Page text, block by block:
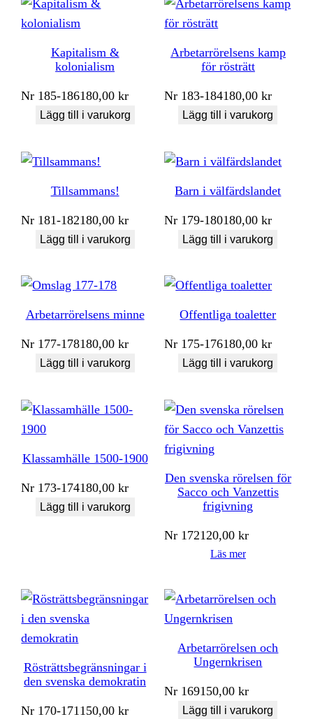
Kapitalism &
kolonialism
Nr 185-186180,00kr
Lägg till i varukorg
Arbetarrörelsens kamp
för rösträtt
Nr 183-184180,00kr
Lägg till i varukorg
Tillsammans!
Nr 181-182180,00kr
Lägg till i varukorg
Barn i välfärdslandet
Nr 179-180180,00kr
Lägg till i varukorg
Arbetarrörelsens minne
Nr 177-178180,00kr
Lägg till i varukorg
Offentliga toaletter
Nr 175-176180,00kr
Lägg till i varukorg
Klassamhälle 1500-1900
Nr 173-174180,00kr
Lägg till i varukorg
Den svenska rörelsen för
Sacco och Vanzettis
frigivning
Nr 172120,00kr
Läs mer
Rösträttsbegränsningar i
den svenska demokratin
Nr 170-171150,00kr
Arbetarrörelsen och
Ungernkrisen
Nr 169150,00kr
Lägg till i varukorg